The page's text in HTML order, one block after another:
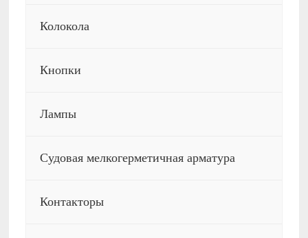
Колокола
Кнопки
Лампы
Судовая мелкогерметичная арматура
Контакторы